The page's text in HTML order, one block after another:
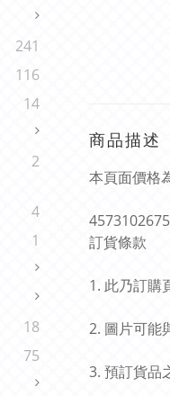
241
116
14
2
4
1
18
75
商品描述
本頁面價格
訂貨條款
1. 此乃訂購
2. 圖片可能
3. 預訂貨品